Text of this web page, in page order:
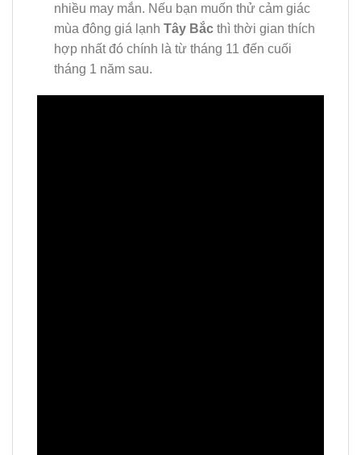
nhiều may mắn. Nếu bạn muốn thử cảm giác
mùa đông giá lạnh Tây Bắcthì thời gian thích
hợp nhất đó chính là từ tháng 11 đến cuối
tháng 1 năm sau.